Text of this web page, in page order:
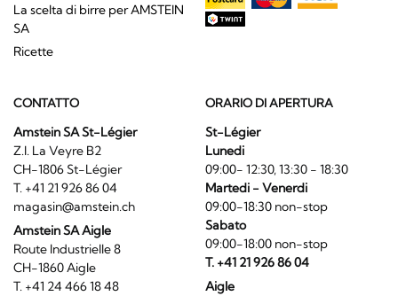
La scelta di birre per AMSTEIN
SA
Ricette
CONTATTO
Amstein SA St-Légier
Z.I. La Veyre B2
CH-1806 St-Légier
T. +41 21 926 86 04
magasin@amstein.ch
Amstein SA Aigle
Route Industrielle 8
CH-1860 Aigle
T. +41 24 466 18 48
ORARIO DI APERTURA
St-Légier
Lunedi
09:00- 12:30, 13:30 - 18:30
Martedi - Venerdi
09:00-18:30 non-stop
Sabato
09:00-18:00 non-stop
T. +41 21 926 86 04
Aigle